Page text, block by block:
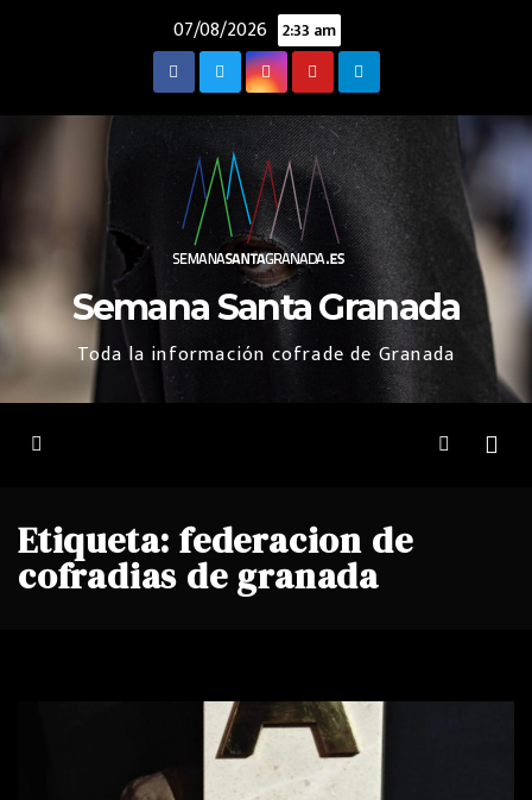
07/08/2026 2:33 am
Semana Santa Granada
Toda la información cofrade de Granada
Etiqueta:federacion de
cofradias de granada